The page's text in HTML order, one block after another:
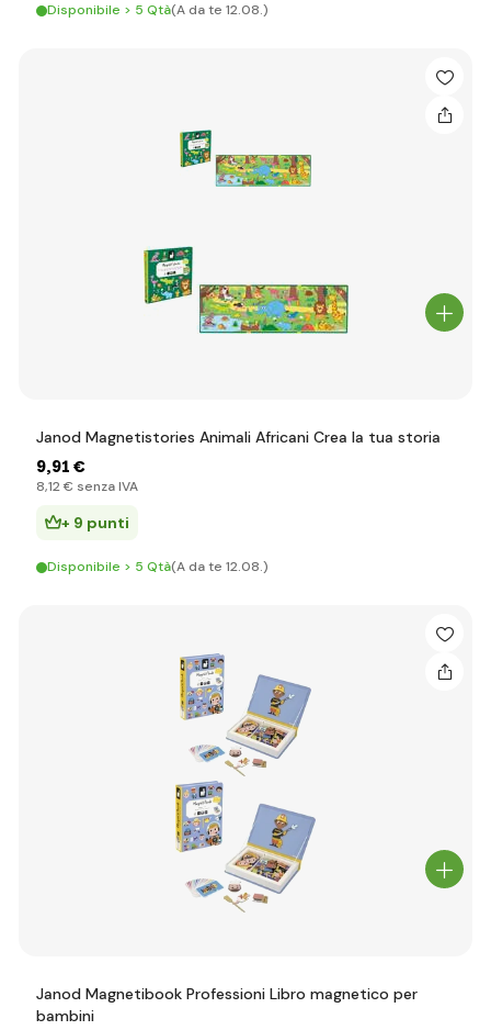
Disponibile > 5 Qtà(A da te 12.08.)
Janod Magnetistories Animali Africani Crea la tua storia
9,91 €
8,12 € senza IVA
+ 9 punti
Disponibile > 5 Qtà(A da te 12.08.)
Janod Magnetibook Professioni Libro magnetico per
bambini